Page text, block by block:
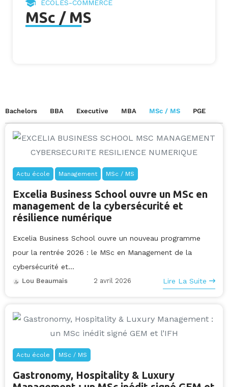
ECOLES-COMMERCE
MSc / MS
Bachelors BBA Executive MBA MSc / MS PGE
Actu école Management MSc / MS
Excelia Business School ouvre un MSc en
management de la cybersécurité et
résilience numérique
Excelia Business School ouvre un nouveau programme
pour la rentrée 2026 : le MSc en Management de la
cybersécurité et...
Lou Beaumais 2 avril 2026 Lire La Suite
Actu école MSc / MS
Gastronomy, Hospitality & Luxury